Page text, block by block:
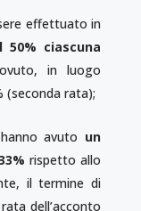
effettuato in
ciascuna
in luogo
(seconda rata);
avuto un
rispetto allo
il termine di
dell’acconto